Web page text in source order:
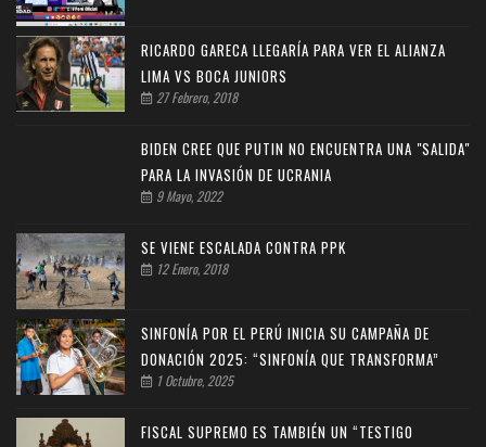
RICARDO GARECA LLEGARÍA PARA VER EL ALIANZA
LIMA VS BOCA JUNIORS
27 Febrero, 2018
BIDEN CREE QUE PUTIN NO ENCUENTRA UNA "SALIDA"
PARA LA INVASIÓN DE UCRANIA
9 Mayo, 2022
SE VIENE ESCALADA CONTRA PPK
12 Enero, 2018
SINFONÍA POR EL PERÚ INICIA SU CAMPAÑA DE
DONACIÓN 2025: “SINFONÍA QUE TRANSFORMA”
1 Octubre, 2025
FISCAL SUPREMO ES TAMBIÉN UN “TESTIGO